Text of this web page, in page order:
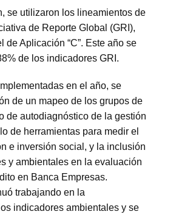
se utilizaron los lineamientos de
de Reporte Global (GRI),
de Aplicación “C”. Este año se
de los indicadores GRI.
en el año, se
de un mapeo de los grupos de
de autodiagnóstico de la gestión
de herramientas para medir el
e inversión social, y la inclusión
y ambientales en la evaluación
en Banca Empresas.
trabajando en la
indicadores ambientales y se